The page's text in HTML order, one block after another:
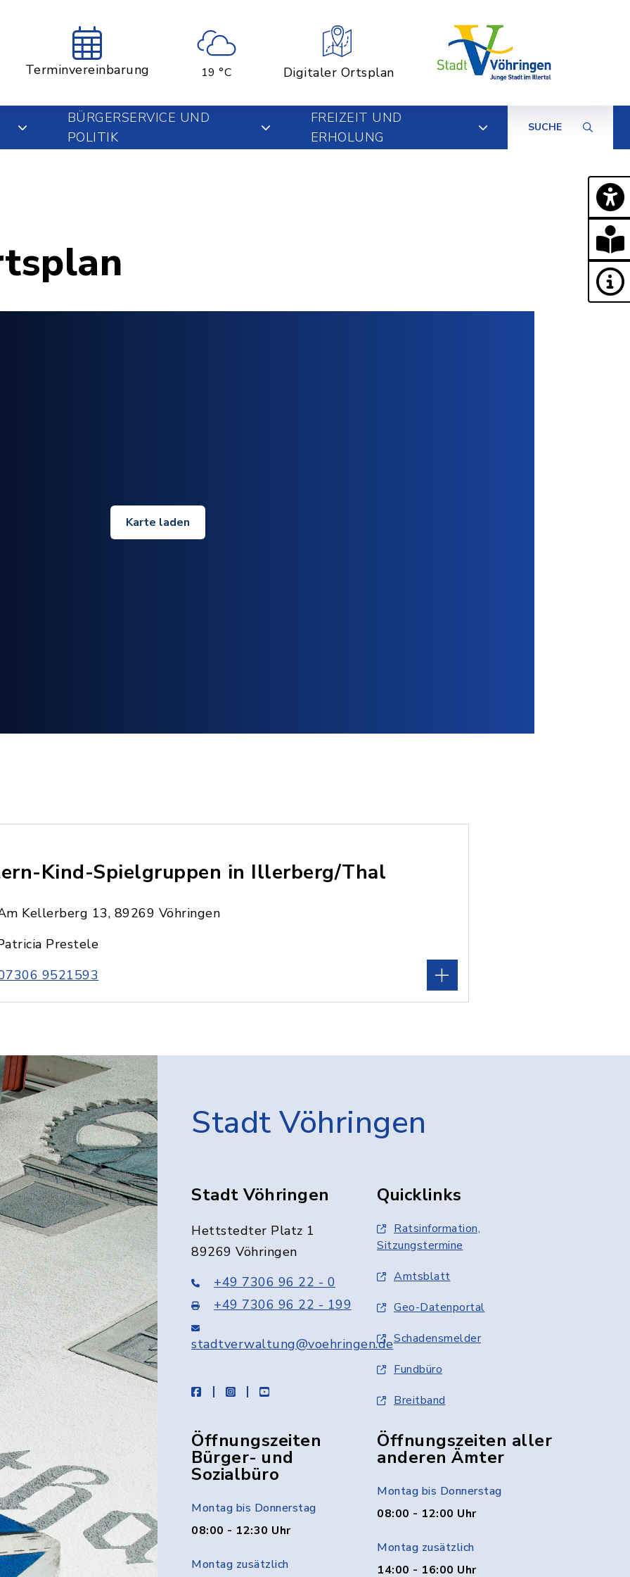
Terminvereinbarung 19 °C Digitaler Ortsplan
BÜRGERSERVICE UND
POLITIK
FREIZEIT UND
ERHOLUNG
SUCHE
Karte laden
Kind-Spielgruppen in Illerberg/Thal
Kellerberg 13, 89269 Vöhringen
Prestele
9521593
Stadt Vöhringen
Stadt Vöhringen
Hettstedter Platz 1
89269 Vöhringen
+49 7306 96 22 - 0
+49 7306 96 22 - 199
stadtverwaltung@voehringen.de
facebookinstagramyoutube
Quicklinks
Ratsinformation,
Sitzungstermine
Amtsblatt
Geo-Datenportal
Schadensmelder
Fundbüro
Breitband
Öffnungszeiten
Bürger- und
Sozialbüro
Montag bis Donnerstag
08:00 - 12:30 Uhr
Montag zusätzlich
Öffnungszeiten aller
anderen Ämter
Montag bis Donnerstag
08:00 - 12:00 Uhr
Montag zusätzlich
14:00 - 16:00 Uhr